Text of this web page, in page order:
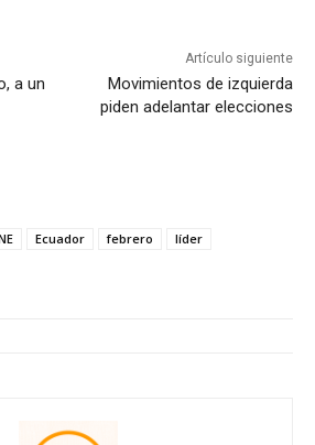
a un
Artículo siguiente
Movimientos de izquierda
piden adelantar elecciones
Ecuador febrero
líder